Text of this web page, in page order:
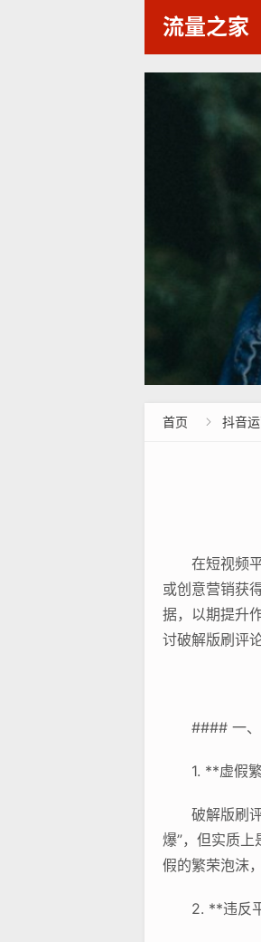
流量之家
首页  抖音
在短视频
或创意营销获
据，以期提升
讨破解版刷评
#### 一
1. **虚假
破解版刷
爆”，但实质
假的繁荣泡沫
2. **违反